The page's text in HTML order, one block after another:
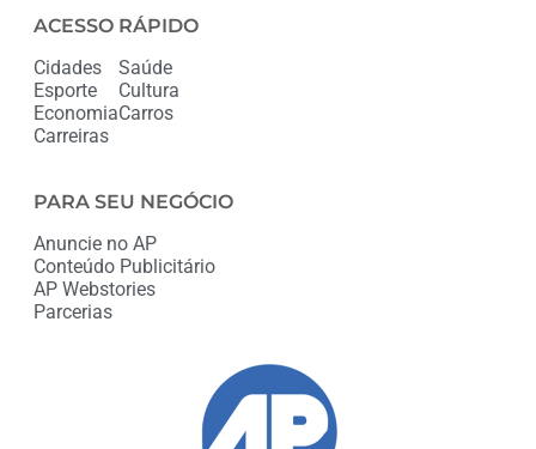
ACESSO RÁPIDO
Cidades
Esporte
Economia
Carreiras
Saúde
Cultura
Carros
PARA SEU NEGÓCIO
Anuncie no AP
Conteúdo Publicitário
AP Webstories
Parcerias